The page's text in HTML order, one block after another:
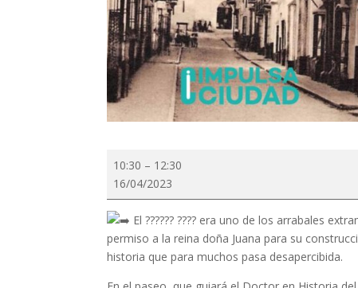
?????
?????́????
??
??????
????
10:30 – 12:30
16/04/2023
El ?????? ???? era uno de los arrabales
permiso a la reina doña Juana para su
historia que para muchos pasa desapercibida.